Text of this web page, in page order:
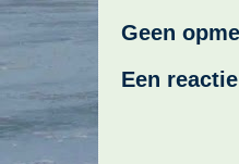
Geen
Een